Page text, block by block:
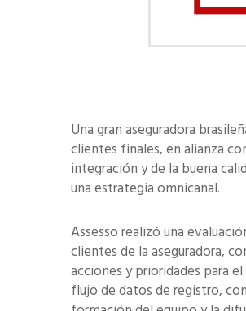
Una gran aseguradora
clientes finales, en alianza
integración y de la buena
una estrategia omnicanal.
Assesso realizó una
clientes de la aseguradora,
acciones y prioridades para
flujo de datos de registro,